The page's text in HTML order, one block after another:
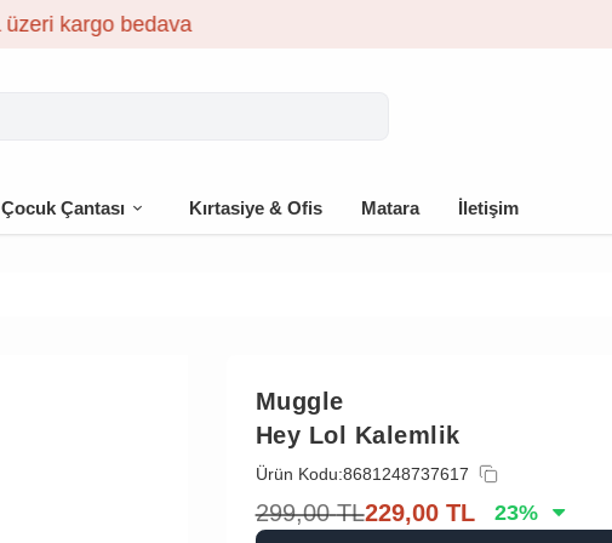
🎁 İlk siparişe %10 indirim
Çocuk Çantası Kırtasiye & Ofis Matara İletişim
Muggle
Hey Lol Kalemlik
Ürün Kodu:8681248737617
299,00 TL229,00 TL 23%